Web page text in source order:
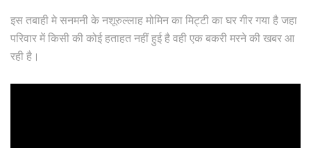
इस तबाही मे सनमनी के नशूरुल्लाह मोमिन का मिट्टी का घर गीर गया है जहा
परिवार में किसी की कोई हताहत नहीं हुई है वही एक बकरी मरने की खबर आ
रही है।